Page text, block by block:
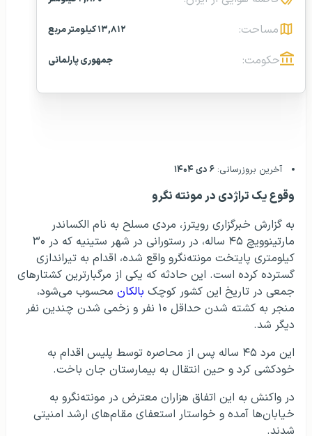
مساحت: ۱۳,۸۱۲ کیلومتر مربع
حکومت: جمهوری پارلمانی
آخرین بروزرسانی: ۶ دی ۱۴۰۴
وقوع یک تراژدی در مونته نگرو
به گزارش خبرگزاری رویترز، مردی مسلح به نام الکساندر
مارتینوویچ ۴۵ ساله، در رستورانی در شهر ستینیه که در ۳۰
کیلومتری پایتخت مونته‌نگرو واقع شده، اقدام به تیراندازی
گسترده کرده است. این حادثه که یکی از مرگبارترین کشتارهای
جمعی در تاریخ این کشور کوچک بالکان محسوب می‌شود،
منجر به کشته شدن حداقل ۱۰ نفر و زخمی شدن چندین نفر
دیگر شد.
این مرد ۴۵ ساله پس از محاصره توسط پلیس اقدام به
خودکشی کرد و حین انتقال به بیمارستان جان باخت.
در واکنش به این اتفاق هزاران معترض در مونته‌نگرو به
خیابان‌ها آمده و خواستار استعفای مقام‌های ارشد امنیتی
شدند.